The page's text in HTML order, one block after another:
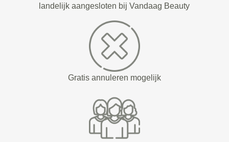
landelijk aangesloten bij Vandaag Beauty
Gratis annuleren mogelijk